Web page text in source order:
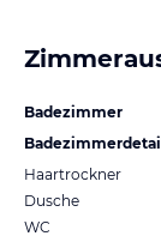
Badezimmer
Haartrockner
Dusche
WC